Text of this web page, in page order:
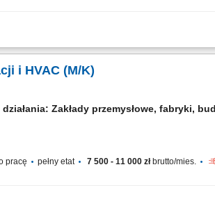
i urządzeń budynkowych (elektrycznych, HVAC,
i HVAC (M/K)
Zakłady przemysłowe, fabryki,
pracę pełny etat 7 500 - 11 000 złbrutto/mies.